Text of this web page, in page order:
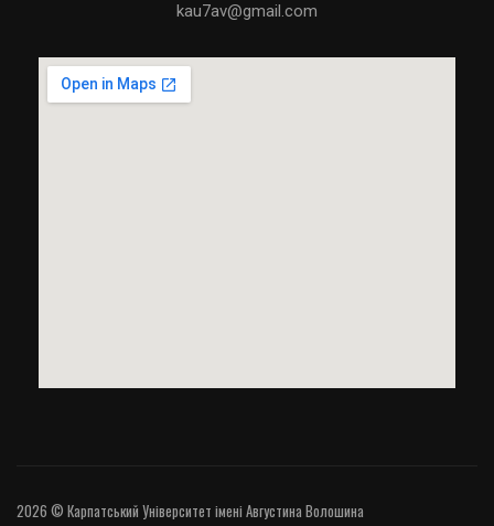
kau7av@gmail.com
2026 © Карпатський Університет імені Августина Волошина